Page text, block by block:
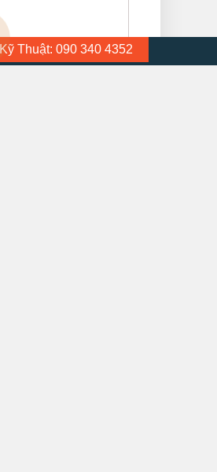
Kỹ Thuật: 090 340 4352